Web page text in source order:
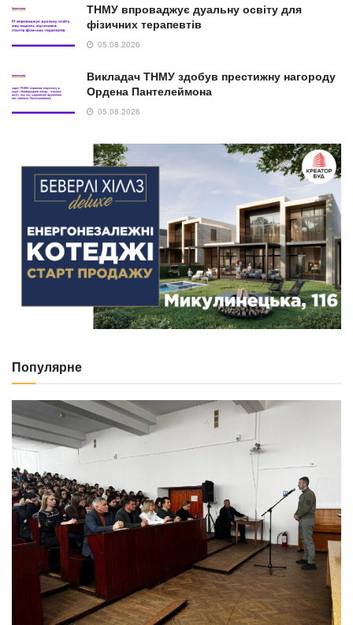
ТНМУ впроваджує дуальну освіту для
фізичних терапевтів
05.08.2026
Викладач ТНМУ здобув престижну нагороду
Ордена Пантелеймона
05.08.2026
Популярне